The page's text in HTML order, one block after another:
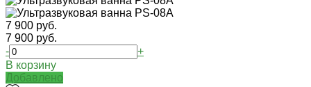
7 900 руб.
7 900 руб.
-
+
В корзину
Добавлено